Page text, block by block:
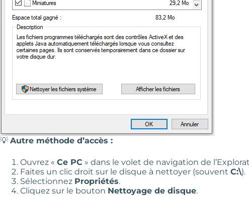
💡 Autre méthode d’accès :
Ouvrez « Ce PC » dans le volet de navigation de
Faites un clic droit sur le disque à nettoyer (souvent C:\).
Sélectionnez Propriétés.
Cliquez sur le bouton Nettoyage de disque.